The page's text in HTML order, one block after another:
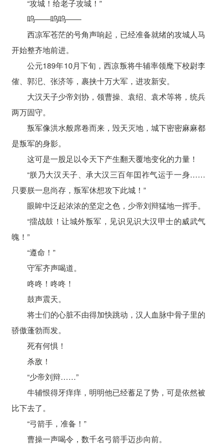
“攻城！给老子攻城！”
呜――呜呜――
西凉军苍茫的号角声响起，已经准备就绪的攻城人马
开始整齐地前进。
公元189年10月下旬，西凉叛将牛辅率领麾下校尉李
傕、郭汜、张济等，裹挟十万大军，进攻新安。
大汉天子少帝刘协，领曹操、袁绍、袁术等将，统兵
两万固守。
叛军像洪水般席卷而来，毁天灭地，城下密密麻麻都
是叛军的身影。
这可是一股足以令天下产生翻天覆地变化的力量！
“朕乃大汉天子、承大汉三百年囯祚气运于一身……
只要朕一息尚存，叛军休想攻下此城！”
眼眸中泛起浓浓的坚定之色，少帝刘辩猛地一挥手。
“擂战鼓！让城外叛军，见识见识大汉甲士的威武气
魄！”
“遵命！”
守军齐声喝道。
咚咚！咚咚！
鼓声震天。
将士们的心脏不由得加快跳动，汉人血脉中骨子里的
骄傲蓬勃而发。
死有何惧！
杀敌！
“少帝刘辩……”
牛辅恨得牙痒痒，明明他已经蓄足了势，可是依然被
比下去了。
“弓箭手，准备！”
曹操一声喝令，数千名弓箭手迈步向前。